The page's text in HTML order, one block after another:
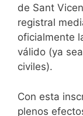
de Sant
registral
oficialmente
válido (ya
civiles).
Con esta
plenos